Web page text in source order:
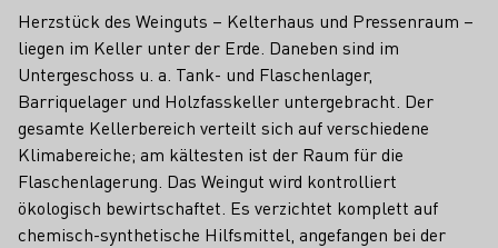
Herzstück des Weinguts – Kelterhaus und Pressenraum –
liegen im Keller unter der Erde. Daneben sind im
Untergeschoss u. a. Tank- und Flaschenlager,
Barriquelager und Holzfasskeller untergebracht. Der
gesamte Kellerbereich verteilt sich auf verschiedene
Klimabereiche; am kältesten ist der Raum für die
Flaschenlagerung. Das Weingut wird kontrolliert
ökologisch bewirtschaftet. Es verzichtet komplett auf
chemisch-synthetische Hilfsmittel, angefangen bei der